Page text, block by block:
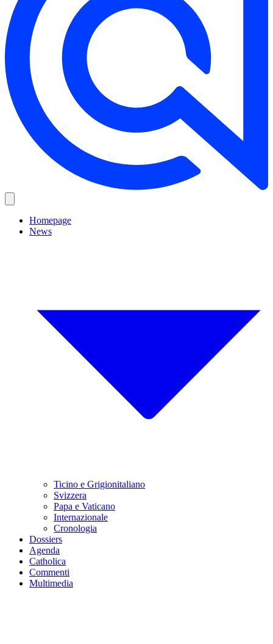
Homepage
News
Ticino e Grigionitaliano
Svizzera
Papa e Vaticano
Internazionale
Cronologia
Dossiers
Agenda
Catholica
Commenti
Multimedia